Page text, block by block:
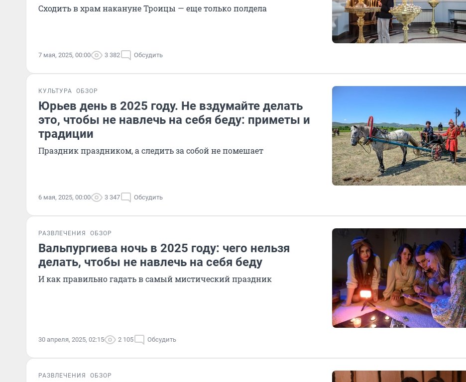
Сходить в храм накануне Троицы — еще только полдела
7 мая, 2025, 00:00 3 382 Обсудить
КУЛЬТУРА ОБЗОР
Юрьев день в 2025 году. Не вздумайте делать
это, чтобы не навлечь на себя беду: приметы и
традиции
Праздник праздником, а следить за собой не помешает
6 мая, 2025, 00:00 3 347 Обсудить
РАЗВЛЕЧЕНИЯ ОБЗОР
Вальпургиева ночь в 2025 году: чего нельзя
делать, чтобы не навлечь на себя беду
И как правильно гадать в самый мистический праздник
30 апреля, 2025, 02:15 2 105 Обсудить
РАЗВЛЕЧЕНИЯ ОБЗОР